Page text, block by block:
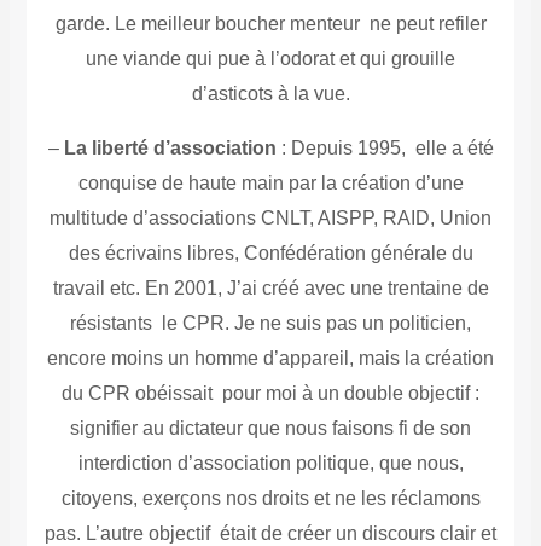
garde. Le meilleur boucher menteur ne peut refiler
une viande qui pue à l’odorat et qui grouille
d’asticots à la vue.
– La liberté d’association : Depuis 1995, elle a été
conquise de haute main par la création d’une
multitude d’associations CNLT, AISPP, RAID, Union
des écrivains libres, Confédération générale du
travail etc. En 2001, J’ai créé avec une trentaine de
résistants le CPR. Je ne suis pas un politicien,
encore moins un homme d’appareil, mais la création
du CPR obéissait pour moi à un double objectif :
signifier au dictateur que nous faisons fi de son
interdiction d’association politique, que nous,
citoyens, exerçons nos droits et ne les réclamons
pas. L’autre objectif était de créer un discours clair et